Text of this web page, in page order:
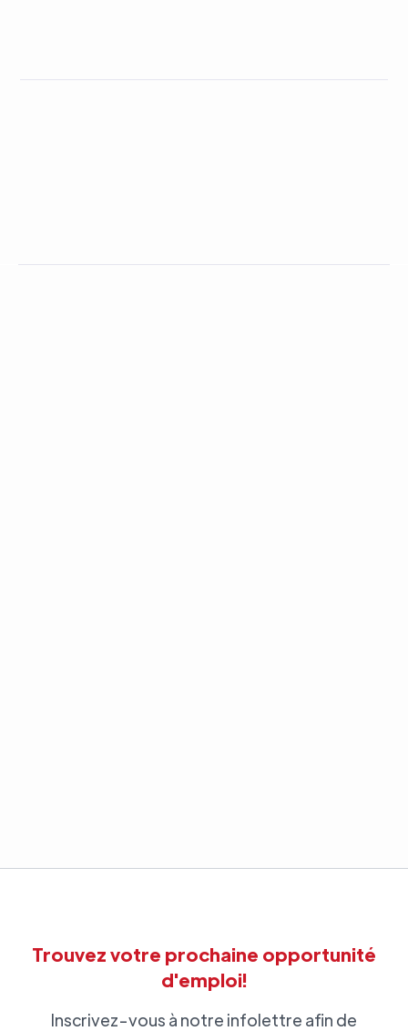
Trouvez votre prochaine opportunité
d'emploi!
Inscrivez-vous à notre infolettre afin de